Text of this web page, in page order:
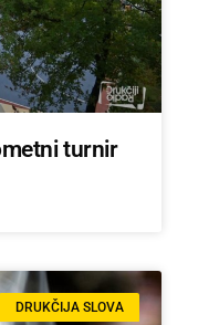
turnir
DRUKČIJA SLOVA